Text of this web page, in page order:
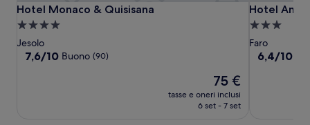
Hotel
Monaco
&
Quisisana
Hotel
Monaco
&
Quisisana
Hotel Monaco & Quisisana
Hotel Monaco & Quisisana
Struttura
a
4.0
Jesolo
7.6
7,6/10 Buono (90)
Il
prezzo
attuale
75 €
tasse e oneri inclusi
6 set - 7 set
Hotel
Amalfi
Hotel
Hotel
Struttura
a
3.0
Faro
6.4
6,4/10